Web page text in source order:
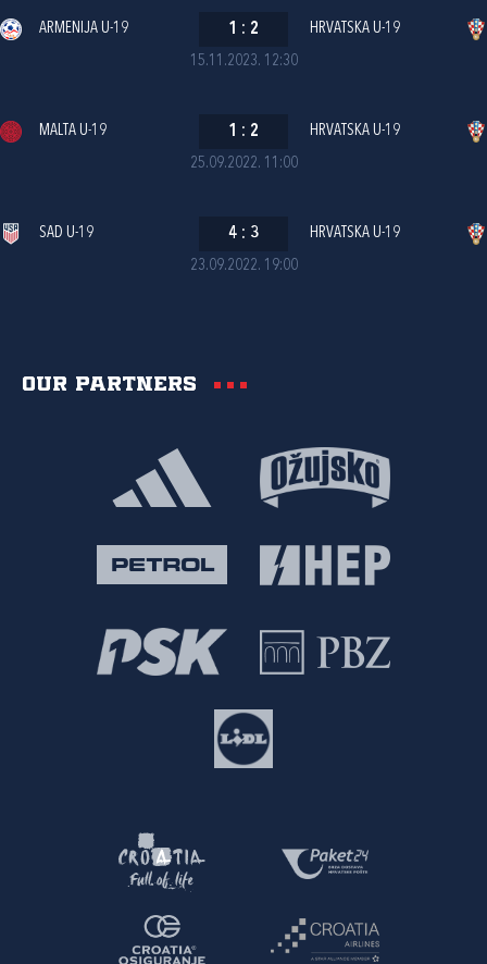
15.11.2023. 12:30
ARMENIJA U-19 1 : 2 HRVATSKA U-19
25.09.2022. 11:00
MALTA U-19 1 : 2 HRVATSKA U-19
23.09.2022. 19:00
SAD U-19 4 : 3 HRVATSKA U-19
Our partners